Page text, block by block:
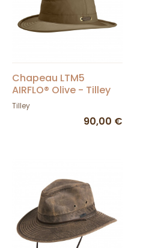
Chapeau LTM5
AIRFLO® Olive - Tilley
Tilley
90,00 €